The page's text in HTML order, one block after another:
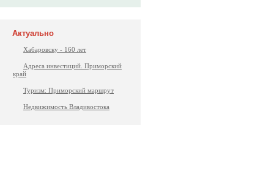
Актуально
Хабаровску - 160 лет
Адреса инвестиций. Приморский
край
Туризм: Приморский маршрут
Недвижимость Владивостока